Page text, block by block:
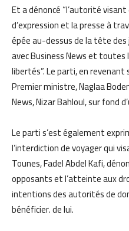
Et a dénoncé “l’autorité
d’expression et la presse à
épée au-dessus de la tête
avec Business News et
libertés”. Le parti, en
Premier ministre, Naglaa
News, Nizar Bahloul, sur fond
Le parti s’est également
l’interdiction de voyager qui
Tounes, Fadel Abdel Kafi,
opposants et l’atteinte aux
intentions des autorités de
bénéficier. de lui.